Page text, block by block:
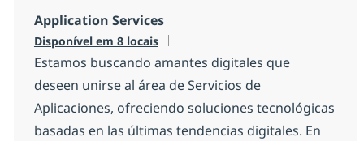
Application Services
Disponível em 8 locais
Estamos buscando amantes digitales que
deseen unirse al área de Servicios de
Aplicaciones, ofreciendo soluciones tecnológicas
basadas en las últimas tendencias digitales. En